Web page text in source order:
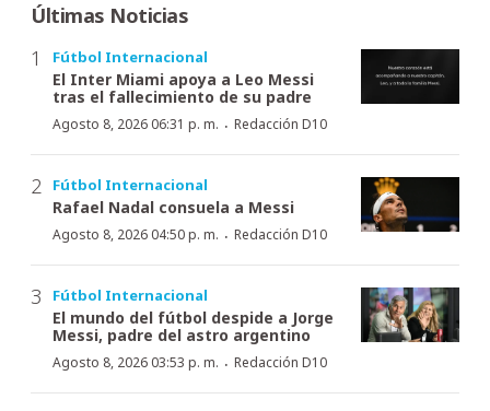
Últimas Noticias
Fútbol Internacional
El Inter Miami apoya a Leo Messi
tras el fallecimiento de su padre
Agosto 8, 2026 06:31 p. m. · Redacción D10
Fútbol Internacional
Rafael Nadal consuela a Messi
Agosto 8, 2026 04:50 p. m. · Redacción D10
Fútbol Internacional
El mundo del fútbol despide a Jorge
Messi, padre del astro argentino
Agosto 8, 2026 03:53 p. m. · Redacción D10